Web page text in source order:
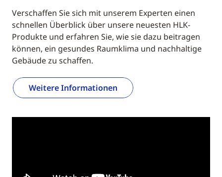
Verschaffen Sie sich mit unserem Experten einen
schnellen Überblick über unsere neuesten HLK-
Produkte und erfahren Sie, wie sie dazu beitragen
können, ein gesundes Raumklima und nachhaltige
Gebäude zu schaffen.
Weitere Informationen